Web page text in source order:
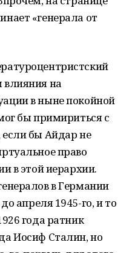
«генерала от
влияния на
в ныне покойной
бы примириться с
бы Айдар не
право
в этой иерархии.
в Германии
апреля 1945-го, и то
года ратник
Иосиф Сталин, но